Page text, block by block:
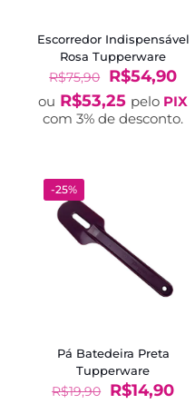
Escorredor Indispensável
Rosa Tupperware
R$75,90
O
preço
original
era:
R$54,90O
é:
ou R$53,25 pelo PIX
com 3% de desconto.
-25%
Pá Batedeira Preta
Tupperware
R$19,90
O
R$14,90O